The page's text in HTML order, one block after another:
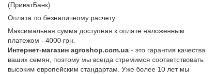
(ПриватБанк)
Оплата по безналичному расчету
Максимальная сумма доступная к оплате наложенным
платежом - 4000 грн.
Интернет-магазин agroshop.com.ua - это гарантия качества
ваших семян, поэтому мы всегда стремимся соответствовать
высоким европейским стандартам. Уже более 10 лет мы